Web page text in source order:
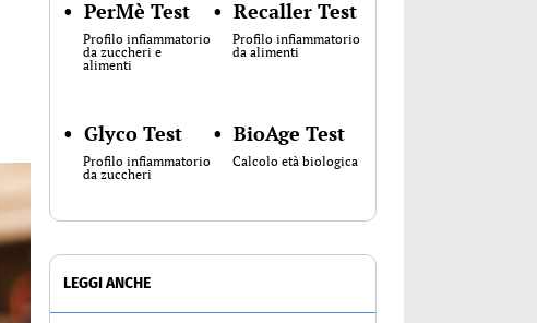
• PerMè Test
Profilo infiammatorio
da zuccheri e
alimenti
• Recaller Test
Profilo infiammatorio
da alimenti
• Glyco Test
Profilo infiammatorio
da zuccheri
• BioAge Test
Calcolo età biologica
LEGGI ANCHE